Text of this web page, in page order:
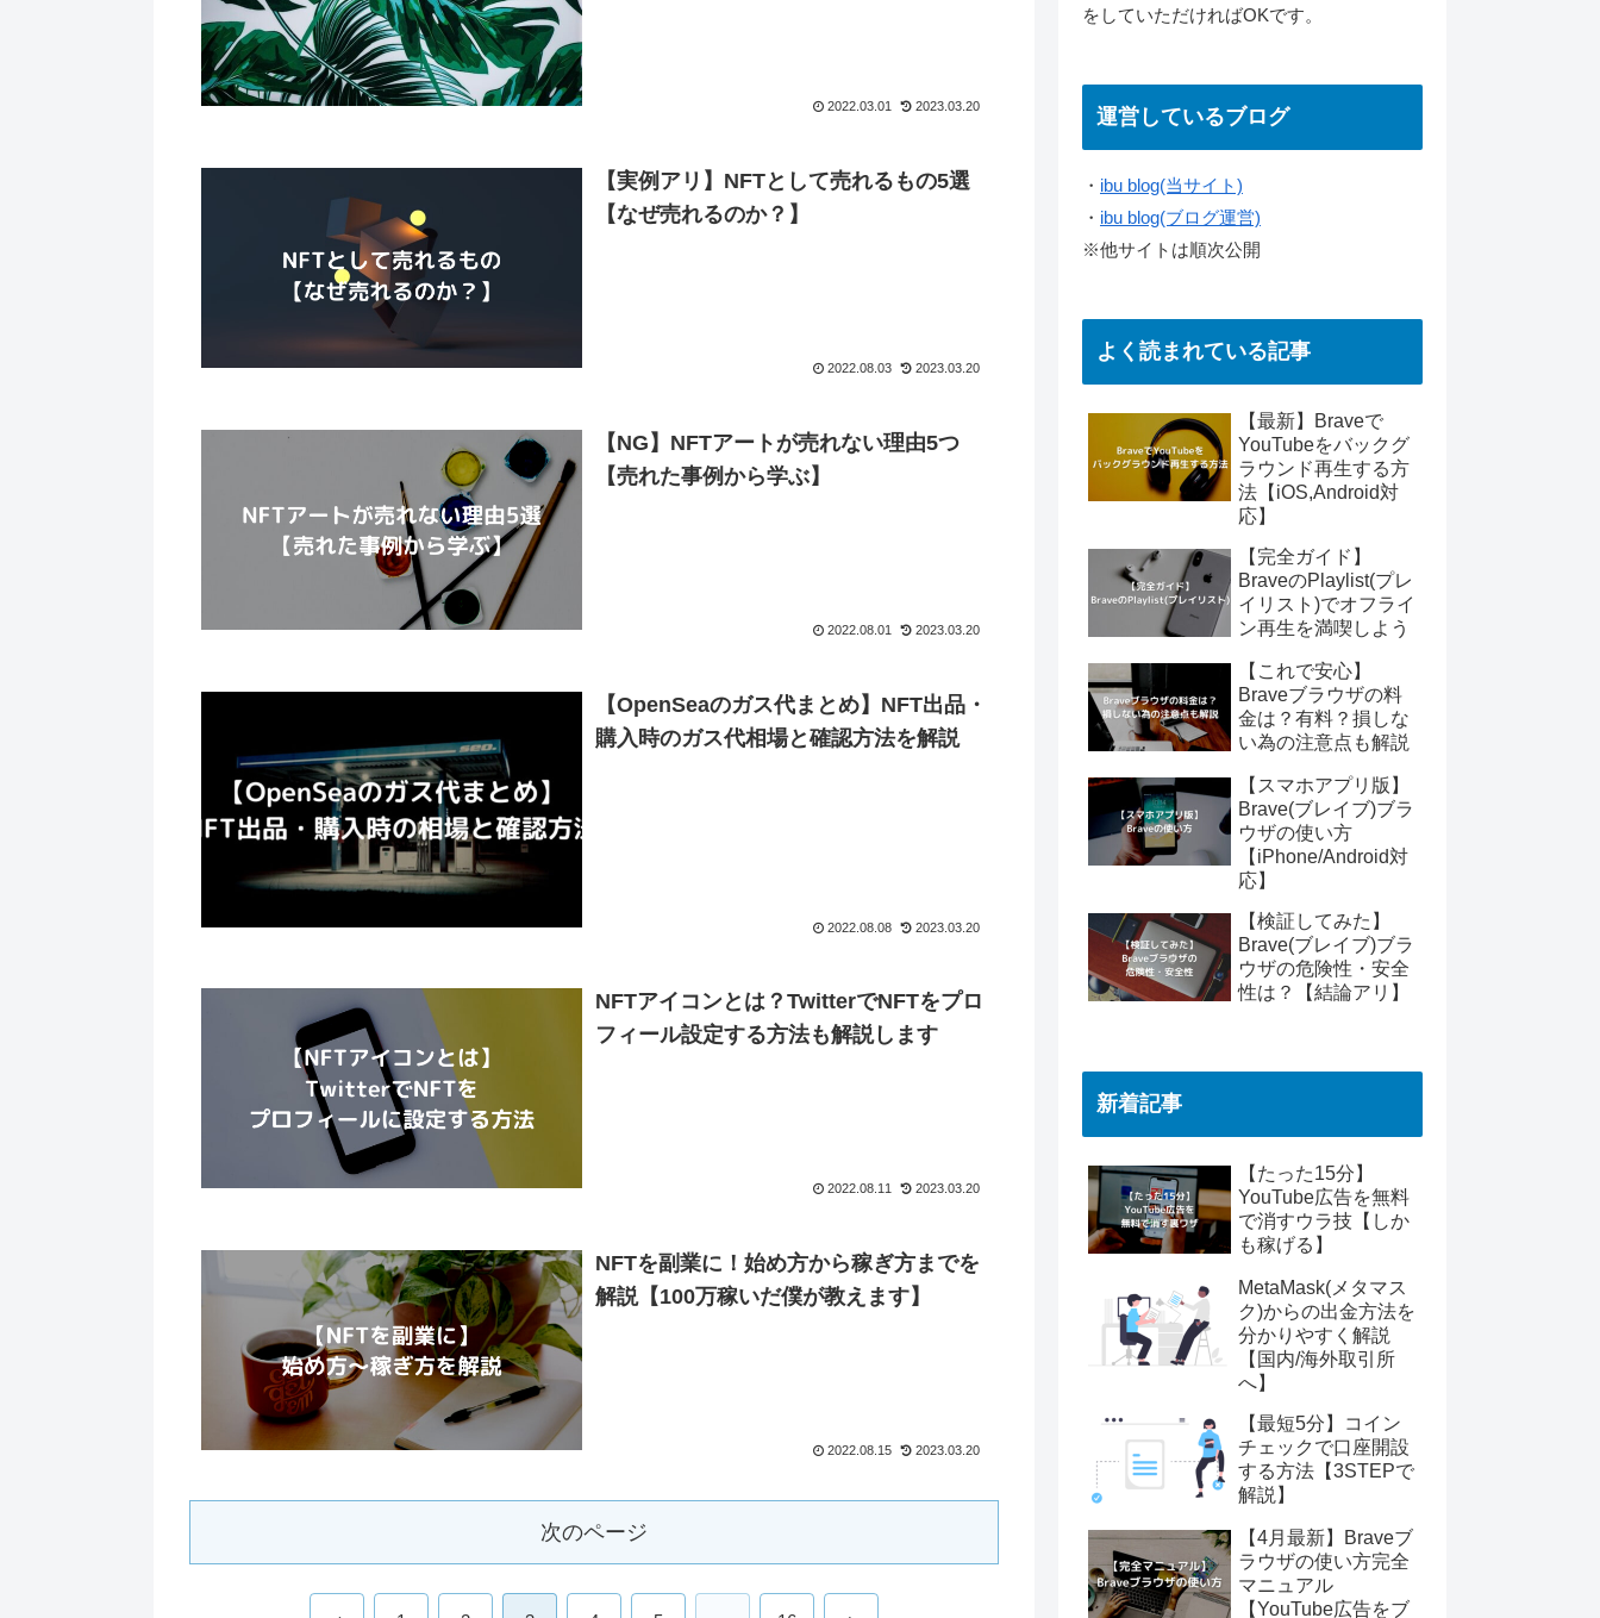
2022.03.01 2023.03.20
【実例アリ】NFTとして売れるもの5選
【なぜ売れるのか？】
2022.08.03 2023.03.20
【NG】NFTアートが売れない理由5つ
【売れた事例から学ぶ】
2022.08.01 2023.03.20
【OpenSeaのガス代まとめ】NFT出品・
購入時のガス代相場と確認方法を解説
2022.08.08 2023.03.20
NFTアイコンとは？TwitterでNFTをプロ
フィール設定する方法も解説します
2022.08.11 2023.03.20
NFTを副業に！始め方から稼ぎ方までを
解説【100万稼いだ僕が教えます】
2022.08.15 2023.03.20
次のページ
をしていただければOKです。
運営しているブログ
・ ibu blog(当サイト)
・ ibu blog(ブログ運営)
※他サイトは順次公開
よく読まれている記事
【最新】Braveで
YouTubeをバックグ
ラウンド再生する方
法【iOS,Android対
応】
【完全ガイド】
BraveのPlaylist(プレ
イリスト)でオフライ
ン再生を満喫しよう
【これで安心】
Braveブラウザの料
金は？有料？損しな
い為の注意点も解説
【スマホアプリ版】
Brave(ブレイブ)ブラ
ウザの使い方
【iPhone/Android対
応】
【検証してみた】
Brave(ブレイブ)ブラ
ウザの危険性・安全
性は？【結論アリ】
新着記事
【たった15分】
YouTube広告を無料
で消すウラ技【しか
も稼げる】
MetaMask(メタマス
ク)からの出金方法を
分かりやすく解説
【国内/海外取引所
へ】
【最短5分】コイン
チェックで口座開設
する方法【3STEPで
解説】
【4月最新】Braveブ
ラウザの使い方完全
マニュアル
【YouTube広告をブ